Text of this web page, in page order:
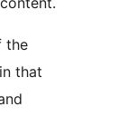
the
that